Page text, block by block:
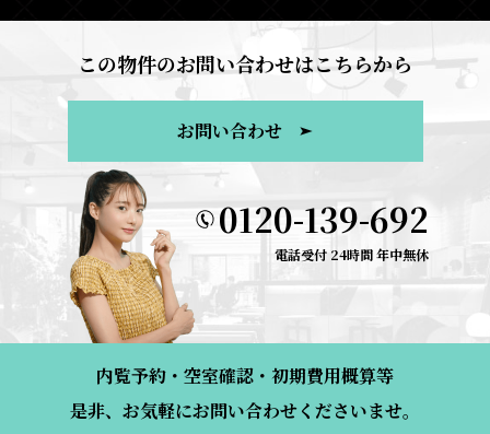
この物件のお問い合わせはこちらから
お問い合わせ
0120-139-692
電話受付 24時間 年中無休
内覧予約・空室確認・初期費用概算等
是非、お気軽にお問い合わせくださいませ。